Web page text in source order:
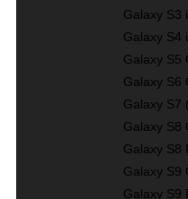
Galaxy S3
Galaxy S4
Galaxy S5
Galaxy S6
Galaxy S7
Galaxy S8
Galaxy S8
Galaxy S9
Galaxy S9